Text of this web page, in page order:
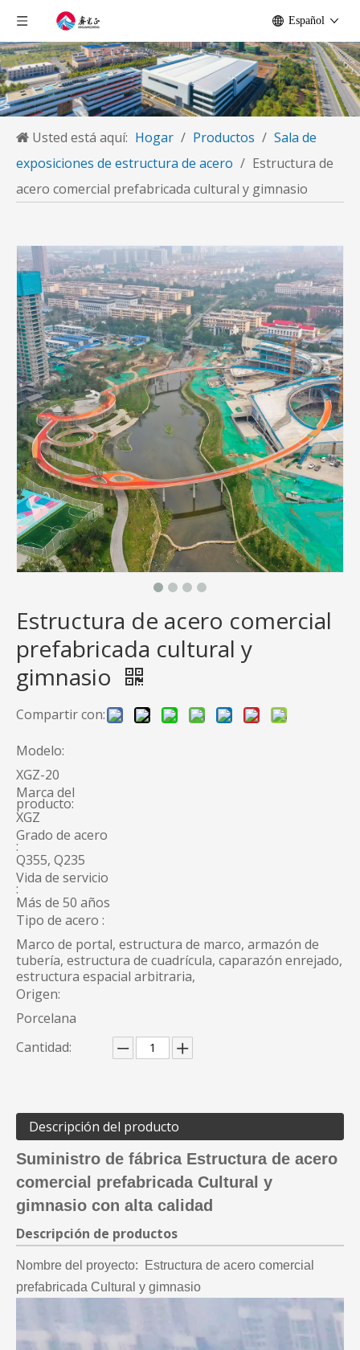
Español
Usted está aquí: Hogar / Productos / Sala de
exposiciones de estructura de acero / Estructura de
acero comercial prefabricada cultural y gimnasio
Estructura de acero comercial
prefabricada cultural y
gimnasio
Compartir con:
Modelo:
XGZ-20
Marca del
producto:
XGZ
Grado de acero
:
Q355, Q235
Vida de servicio
:
Más de 50 años
Tipo de acero :
Marco de portal, estructura de marco, armazón de
tubería, estructura de cuadrícula, caparazón enrejado,
estructura espacial arbitraria,
Origen:
Porcelana
Cantidad:
Descripción del producto
Suministro de fábrica Estructura de acero
comercial prefabricada Cultural y
gimnasio con alta calidad
Descripción de productos
Nombre del proyecto:
Estructura de acero comercial
prefabricada Cultural y gimnasio